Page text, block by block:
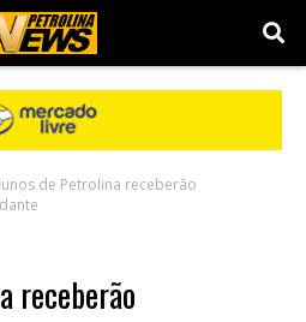
de Petrolina receberão
receberão